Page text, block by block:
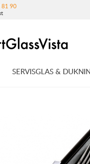
81 90
SERVISGLAS &